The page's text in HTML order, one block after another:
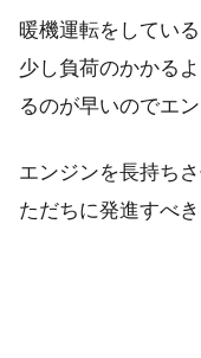
暖機運転をしてい
少し負荷のかかる
るのが早いのでエ
エンジンを長持ち
ただちに発進すべき